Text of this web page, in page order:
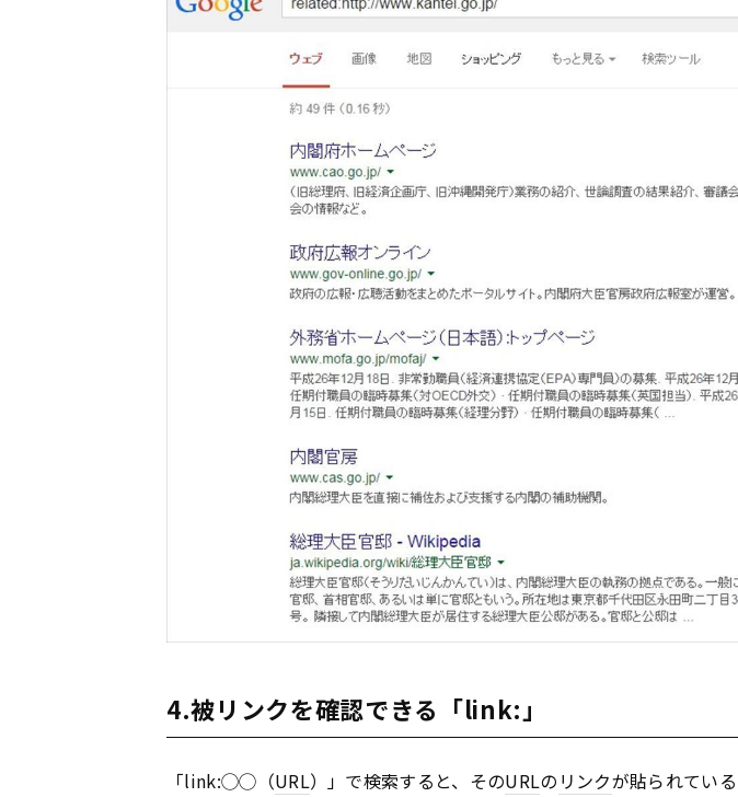
4.被リンクを確認できる「link:」
「link:◯◯（URL）」で検索すると、そのURLの リンクが貼られてい